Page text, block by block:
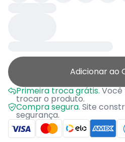
Adicionar ao
Primeira troca grátis.Você
trocar o produto.
Compra segura. Site
segurança.